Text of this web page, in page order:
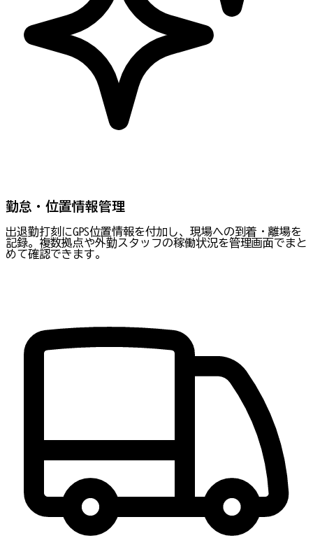
勤怠・位置情報管理
出退勤打刻にGPS位置情報を付加し、現場への到着・離場を
記録。複数拠点や外勤スタッフの稼働状況を管理画面でまと
めて確認できます。